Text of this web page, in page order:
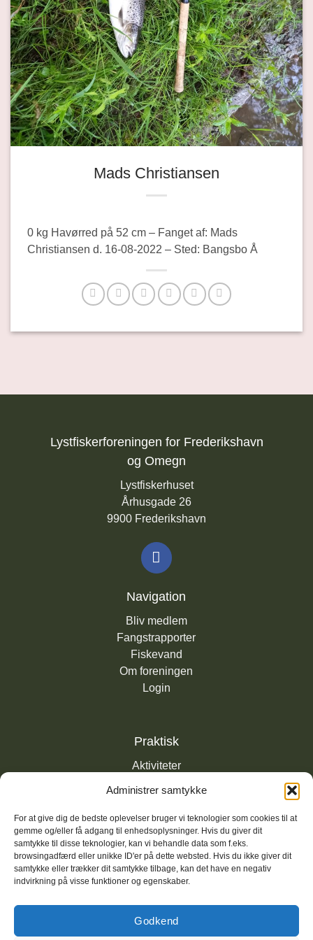
Administrer samtykke
For at give dig de bedste oplevelser bruger vi teknologier som cookies til at
gemme og/eller få adgang til enhedsoplysninger. Hvis du giver dit
samtykke til disse teknologier, kan vi behandle data som f.eks.
browsingadfærd eller unikke ID'er på dette websted. Hvis du ikke giver dit
samtykke eller trækker dit samtykke tilbage, kan det have en negativ
indvirkning på visse funktioner og egenskaber.
Godkend
Mads Christiansen
0 kg Havørred på 52 cm – Fanget af: Mads
Christiansen d. 16-08-2022 – Sted: Bangsbo Å
Lystfiskerforeningen for Frederikshavn
og Omegn
Lystfiskerhuset
Århusgade 26
9900 Frederikshavn
Navigation
Bliv medlem
Fangstrapporter
Fiskevand
Om foreningen
Login
Praktisk
Aktiviteter
Privatlivspolitik
Kontakt